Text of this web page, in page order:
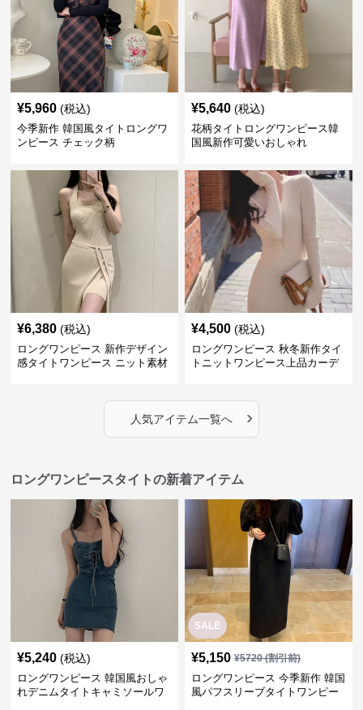
¥5,960 (税込)
今季新作 韓国風タイトロングワ
ンピース チェック柄
¥5,640 (税込)
花柄タイトロングワンピース韓
国風新作可愛いおしゃれ
¥6,380 (税込)
ロングワンピース 新作デザイン
感タイトワンピース ニット素材
¥4,500 (税込)
ロングワンピース 秋冬新作タイ
トニットワンピース上品カーデ
人気アイテム一覧へ ›
ロングワンピースタイトの新着アイテム
¥5,240 (税込)
ロングワンピース 韓国風おしゃ
れデニムタイトキャミソールワ
SALE
¥5,150 ¥5720(割引前)
ロングワンピース 今季新作 韓国
風パフスリーブタイトワンピー